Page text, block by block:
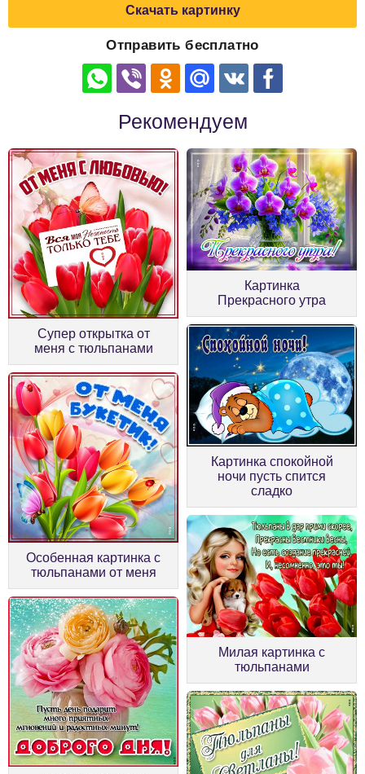
Скачать картинку
Отправить бесплатно
Рекомендуем
Супер открытка от
меня с тюльпанами
Картинка
Прекрасного утра
Особенная картинка с
тюльпанами от меня
Картинка спокойной
ночи пусть спится
сладко
Милая картинка с
тюльпанами